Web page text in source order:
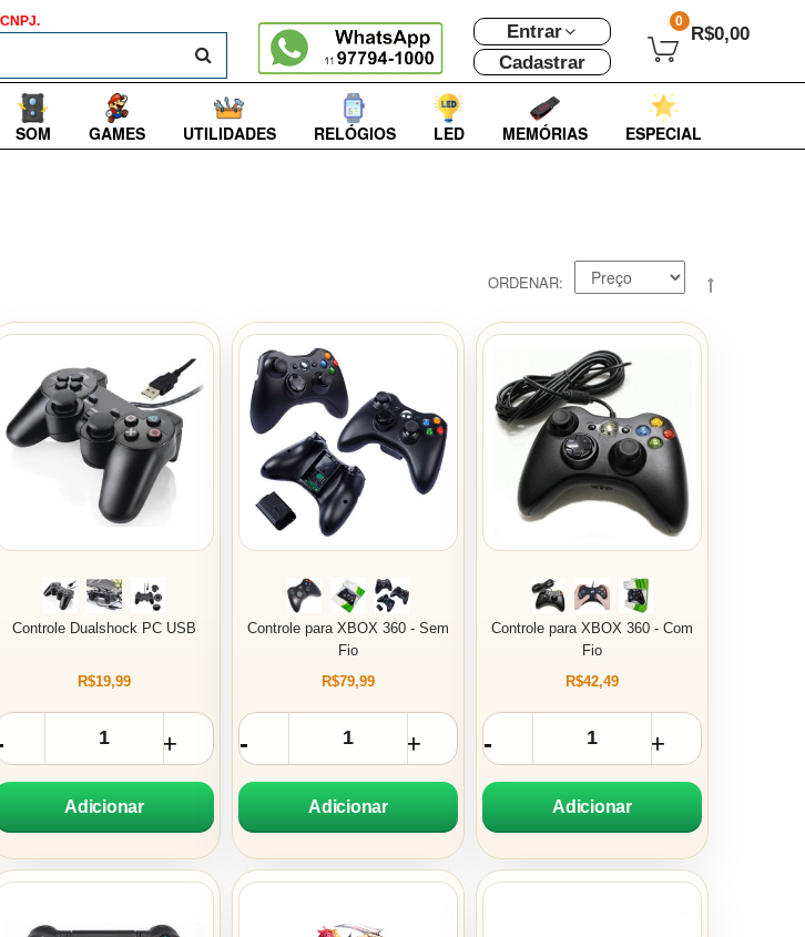
BUSCAR
Entrar
Cadastrar
0
R$0,00
SOM GAMES UTILIDADES RELÓGIOS LED MEMÓRIAS ESPECIAL
ORDENAR
Controle Dualshock PC USB
R$19,99
Adicionar
Controle para XBOX 360 - Sem
Fio
R$79,99
Adicionar
Controle para XBOX 360 - Com
Fio
R$42,49
Adicionar